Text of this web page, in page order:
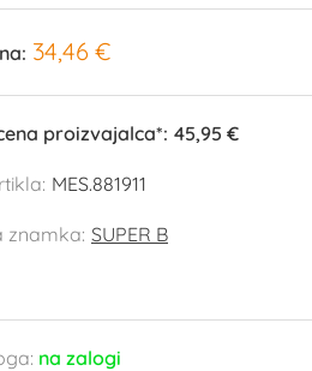
34,46 €
proizvajalca*: 45,95 €
MES.881911
znamka: SUPER B
na zalogi